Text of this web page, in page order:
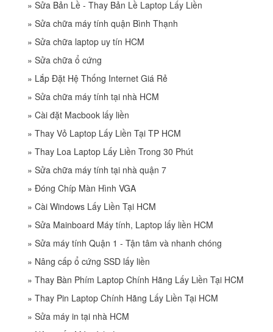
» Sửa Bản Lề - Thay Bản Lề Laptop Lấy Liền
» Sửa chữa máy tính quận Bình Thạnh
» Sửa chữa laptop uy tín HCM
» Sửa chữa ổ cứng
» Lắp Đặt Hệ Thống Internet Giá Rẻ
» Sửa chữa máy tính tại nhà HCM
» Cài đặt Macbook lấy liền
» Thay Vỏ Laptop Lấy Liền Tại TP HCM
» Thay Loa Laptop Lấy Liền Trong 30 Phút
» Sửa chữa máy tính tại nhà quận 7
» Đóng Chíp Màn Hình VGA
» Cài Windows Lấy Liền Tại HCM
» Sửa Mainboard Máy tính, Laptop lấy liền HCM
» Sửa máy tính Quận 1 - Tận tâm và nhanh chóng
» Nâng cấp ổ cứng SSD lấy liền
» Thay Bàn Phím Laptop Chính Hãng Lấy Liền Tại HCM
» Thay Pin Laptop Chính Hãng Lấy Liền Tại HCM
» Sửa máy in tại nhà HCM